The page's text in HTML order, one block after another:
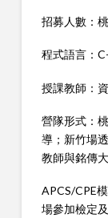
招募人數：
程式語言：
授課教師：
營隊形式：
導；新竹場
教師與銘傳
APCS/CPE
場參加檢定及